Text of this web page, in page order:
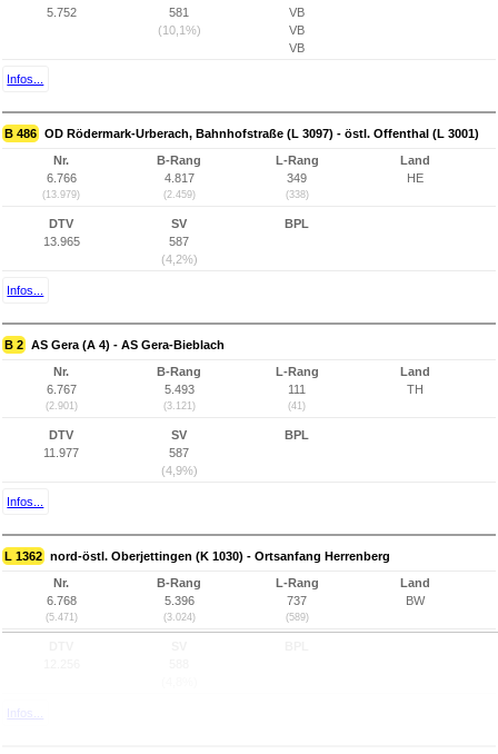
5.752
581
(10,1%)
VB
VB
VB
Infos...
B 486 OD Rödermark-Urberach, Bahnhofstraße (L 3097) - östl. Offenthal (L 3001)
Nr.
6.766
(13.979)
B-Rang
4.817
(2.459)
L-Rang
349
(338)
Land
HE
DTV
13.965
SV
587
(4,2%)
BPL
Infos...
B 2 AS Gera (A 4) - AS Gera-Bieblach
Nr.
6.767
(2.901)
B-Rang
5.493
(3.121)
L-Rang
111
(41)
Land
TH
DTV
11.977
SV
587
(4,9%)
BPL
Infos...
L 1362 nord-östl. Oberjettingen (K 1030) - Ortsanfang Herrenberg
Nr.
6.768
(5.471)
B-Rang
5.396
(3.024)
L-Rang
737
(589)
Land
BW
Infos...